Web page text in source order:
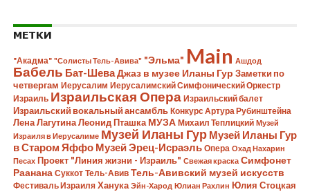
МЕТКИ
"Акадма" "Солисты Тель-Авива" "Эльма" Main Ашдод
Бабель Бат-ШеваДжаз в музее Иланы Гур Заметки по
четвергам Иерусалим Иерусалимский Симфонический Оркестр
Израиль Израильская Опера Израильский балет
Израильский вокальный ансамбль Конкурс Артура Рубинштейна
Лена Лагутина Леонид Пташка МУЗА Михаил Теплицкий Музей
Израиля в Иерусалиме Музей Иланы Гур Музей Иланы Гур
в Старом Яффо Музей Эрец-Исраэль Опера Охад Нахарин
Песах Проект "Линия жизни - Израиль" Свежая краска Симфонет
Раанана Суккот Тель-Авив Тель-Авивский музей искусств
Фестиваль Израиля Ханука Эйн-Харод Юлиан Рахлин Юлия Стоцкая